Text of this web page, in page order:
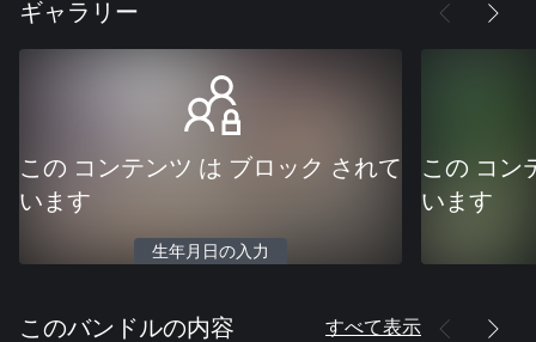
ギャラリー
この コンテンツ は ブロック されて
います
生年月日の入力
この コン
います
このバンドルの内容 すべて表示